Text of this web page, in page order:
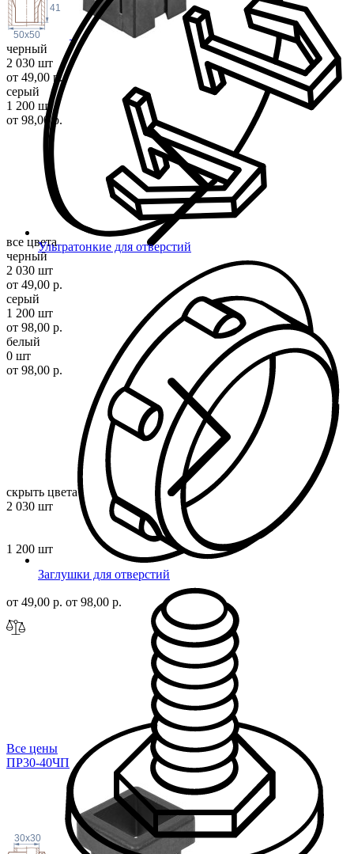
Ультратонкие для отверстий
Заглушки для отверстий
41
50x50
черный
2 030 шт
от 49,00 р.
серый
1 200 шт
от 98,00 р.
все цвета
черный
2 030 шт
от 49,00 р.
серый
1 200 шт
от 98,00 р.
белый
0 шт
от 98,00 р.
скрыть цвета
2 030 шт
1 200 шт
от 49,00 р. от 98,00 р.
Все цены
ПР30-40ЧП
30x30